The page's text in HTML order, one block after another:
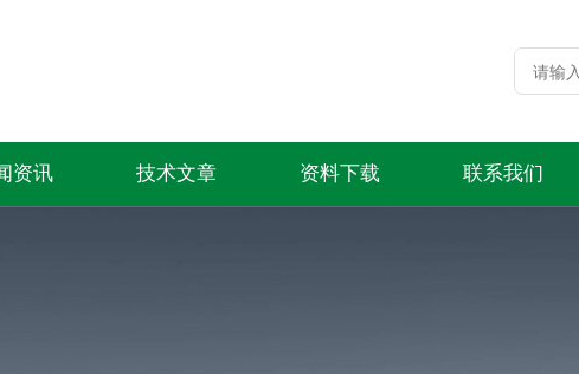
资讯 技术文章 资料下载 联系我们